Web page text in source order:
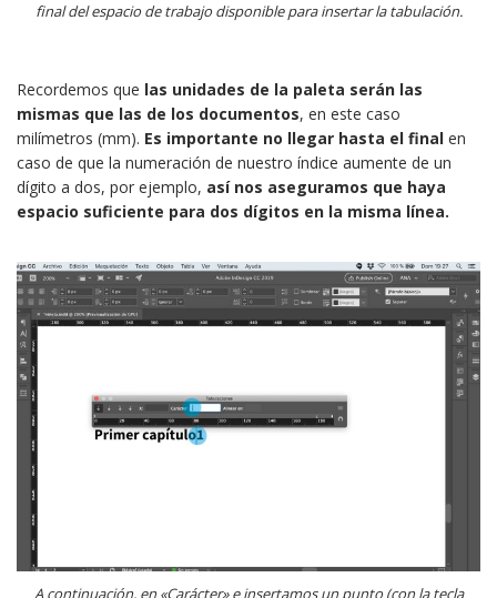
final del espacio de trabajo disponible para insertar la tabulación.
Recordemos que las unidades de la paleta serán las
mismas que las de los documentos, en este caso
milímetros (mm). Es importante no llegar hasta el final en
caso de que la numeración de nuestro índice aumente de un
dígito a dos, por ejemplo, así nos aseguramos que haya
espacio suficiente para dos dígitos en la misma línea.
A continuación, en «Carácter» e insertamos un punto (con la tecla